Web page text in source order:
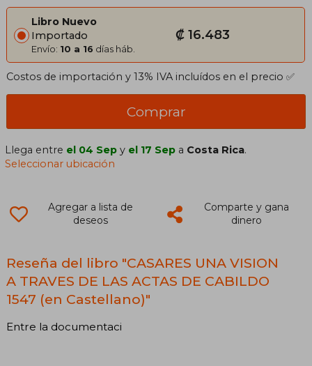
Libro Nuevo
Importado
Envío: 10 a 16 días háb.
₡ 16.483
Costos de importación y 13% IVA incluídos en el precio ✅
Comprar
Llega entre el 04 Sep y el 17 Sep a Costa Rica.
Seleccionar ubicación
Agregar a lista de
deseos
Comparte y gana
dinero
Reseña del libro "CASARES UNA VISION
A TRAVES DE LAS ACTAS DE CABILDO
1547 (en Castellano)"
Entre la documentaci